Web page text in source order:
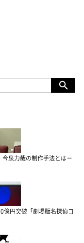
泉力哉の制作手法とは－
億円突破「劇場版名探偵コ